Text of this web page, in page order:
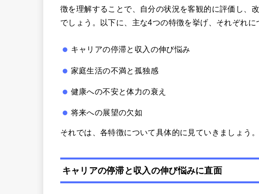
徴を理解することで、自分の状況を客観的に評価し、
でしょう。以下に、主な4つの特徴を挙げ、それぞれに
キャリアの停滞と収入の伸び悩み
家庭生活の不満と孤独感
健康への不安と体力の衰え
将来への展望の欠如
それでは、各特徴について具体的に見ていきましょう。
キャリアの停滞と収入の伸び悩みに直面